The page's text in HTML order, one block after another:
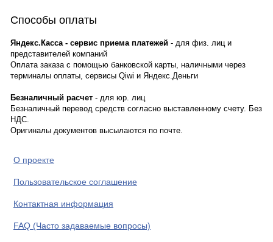
Способы оплаты
Яндекс.Касса - сервис приема платежей - для физ. лиц и
представителей компаний
Оплата заказа с помощью банковской карты, наличными через
терминалы оплаты, сервисы Qiwi и Яндекс.Деньги
Безналичный расчет - для юр. лиц
Безналичный перевод средств согласно выставленному счету. Без
НДС.
Оригиналы документов высылаются по почте.
О проекте
Пользовательское соглашение
Контактная информация
FAQ (Часто задаваемые вопросы)